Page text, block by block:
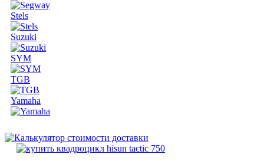
Stels
Suzuki
SYM
TGB
Yamaha